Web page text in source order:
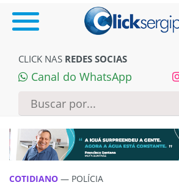
CLICK NAS REDES SOCIAS
Canal do WhatsApp
COTIDIANO — POLÍCIA